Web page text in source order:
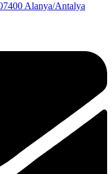
Alanya/Antalya